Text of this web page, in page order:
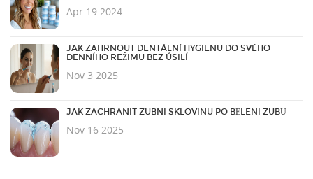
Apr 19 2024
JAK ZAHRNOUT DENTÁLNÍ HYGIENU DO SVÉHO
DENNÍHO REŽIMU BEZ ÚSILÍ
Nov 3 2025
JAK ZACHRÁNIT ZUBNÍ SKLOVINU PO BĚLENÍ ZUBŮ
Nov 16 2025